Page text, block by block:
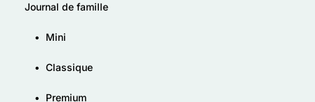
Journal de famille
• Mini
• Classique
• Premium